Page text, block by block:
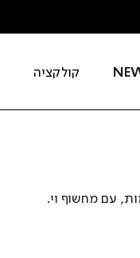
קולקציה
עם מחשוף וי.